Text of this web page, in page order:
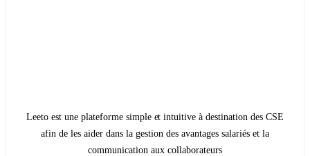
Leeto est une plateforme simple et intuitive à destination des CSE
afin de les aider dans la gestion des avantages salariés et la
communication aux collaborateurs